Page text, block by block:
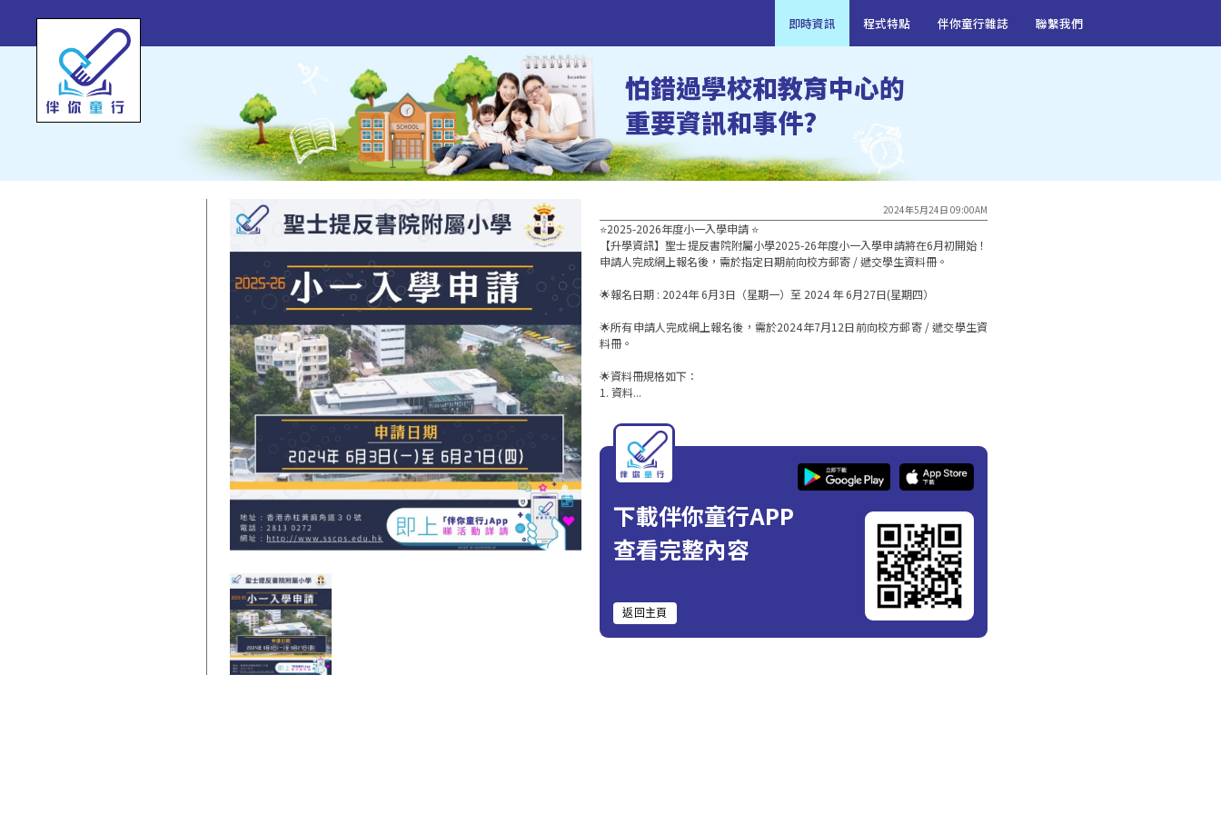
即時資訊 程式特點 伴你童行雜誌 聯繫我們
怕錯過學校和教育中心的
重要資訊和事件?
2024年5月24日 09:00AM
⭐2025-2026年度小一入學申請 ⭐
【升學資訊】聖士提反書院附屬小學2025-26年度小一入學申請將在6月初開始！
申請人完成網上報名後，需於指定日期前向校方郵寄 / 遞交學生資料冊。
🌟報名日期 : 2024年 6月3日（星期一）至 2024 年 6月27日(星期四）
🌟所有申請人完成網上報名後，需於2024年7月12日前向校方郵寄 / 遞交學生資
料冊。
🌟資料冊規格如下：
1. 資料...
下載伴你童行APP
查看完整內容
返回主頁